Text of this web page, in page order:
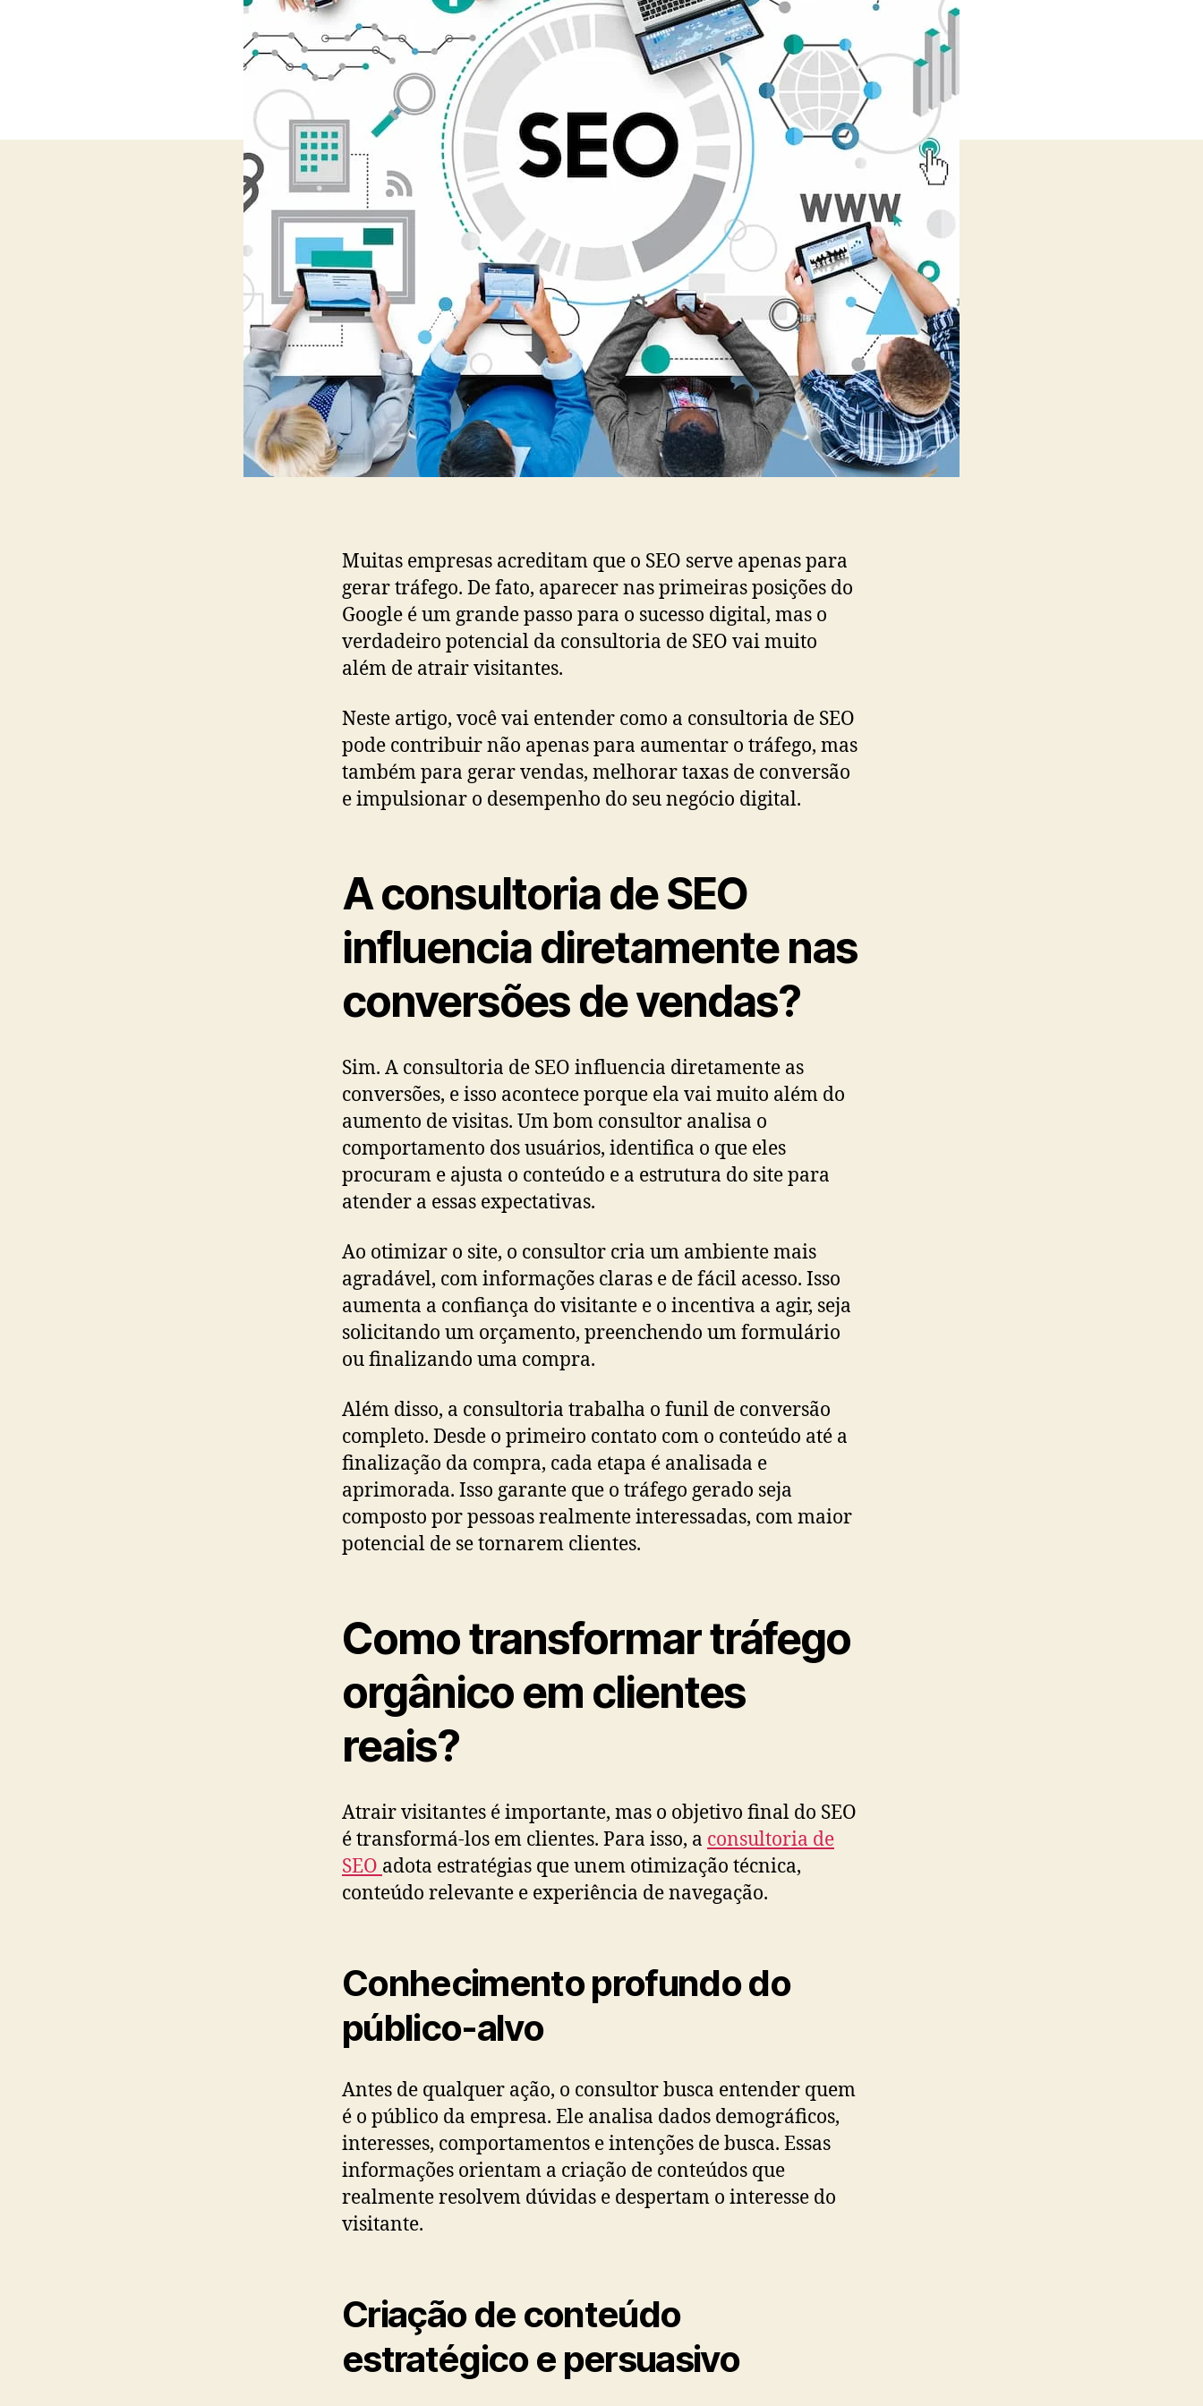
Muitas empresas acreditam que o SEO serve apenas para
gerar tráfego. De fato, aparecer nas primeiras posições do
Google é um grande passo para o sucesso digital, mas o
verdadeiro potencial da consultoria de SEO vai muito
além de atrair visitantes.
Neste artigo, você vai entender como a consultoria de SEO
pode contribuir não apenas para aumentar o tráfego, mas
também para gerar vendas, melhorar taxas de conversão
e impulsionar o desempenho do seu negócio digital.
A consultoria de SEO
influencia diretamente nas
conversões de vendas?
Sim. A consultoria de SEO influencia diretamente as
conversões, e isso acontece porque ela vai muito além do
aumento de visitas. Um bom consultor analisa o
comportamento dos usuários, identifica o que eles
procuram e ajusta o conteúdo e a estrutura do site para
atender a essas expectativas.
Ao otimizar o site, o consultor cria um ambiente mais
agradável, com informações claras e de fácil acesso. Isso
aumenta a confiança do visitante e o incentiva a agir, seja
solicitando um orçamento, preenchendo um formulário
ou finalizando uma compra.
Além disso, a consultoria trabalha o funil de conversão
completo. Desde o primeiro contato com o conteúdo até a
finalização da compra, cada etapa é analisada e
aprimorada. Isso garante que o tráfego gerado seja
composto por pessoas realmente interessadas, com maior
potencial de se tornarem clientes.
Como transformar tráfego
orgânico em clientes
reais?
Atrair visitantes é importante, mas o objetivo final do SEO
é transformá-los em clientes. Para isso, a consultoria de
SEO adota estratégias que unem otimização técnica,
conteúdo relevante e experiência de navegação.
Conhecimento profundo do
público-alvo
Antes de qualquer ação, o consultor busca entender quem
é o público da empresa. Ele analisa dados demográficos,
interesses, comportamentos e intenções de busca. Essas
informações orientam a criação de conteúdos que
realmente resolvem dúvidas e despertam o interesse do
visitante.
Criação de conteúdo
estratégico e persuasivo